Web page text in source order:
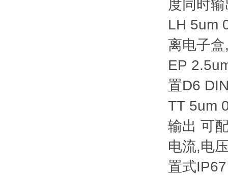
度同时
LH 5um
离电子
EP
置D6
TT 5um
输出 可
电流,电
置式IP67